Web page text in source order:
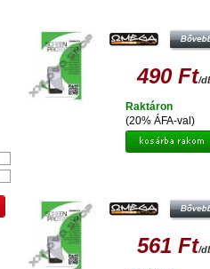
KÉPERNYŐVÉDŐ FÓLIA HTC
SENSATION XE 41458
490 Ft/
(20% ÁFA-val)
Raktáron
KÉPERNYŐVÉDŐ FÓLIA HTC
SENSATION XL 41464
561 Ft/